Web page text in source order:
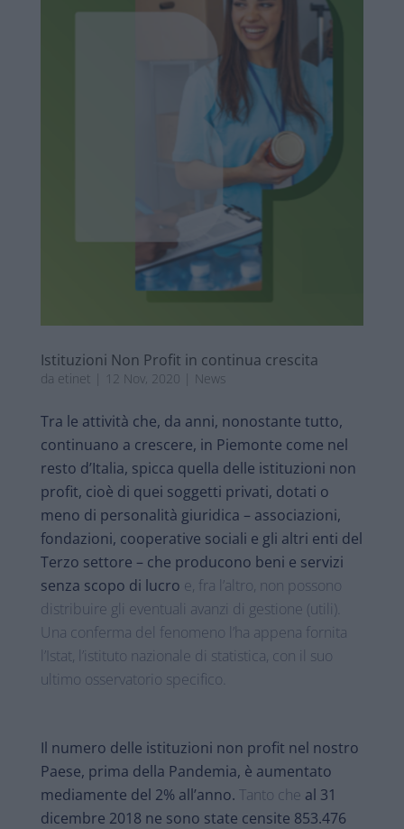
Istituzioni Non Profit in continua crescita
da etinet 12 Nov, 2020 News
Tra le attività che, da anni, nonostante tutto,
continuano a crescere, in Piemonte come nel
resto d’Italia, spicca quella delle istituzioni non
profit, cioè di quei soggetti privati, dotati o
meno di personalità giuridica – associazioni,
fondazioni, cooperative sociali e gli altri enti del
Terzo settore – che producono beni e servizi
senza scopo di lucro e, fra l’altro, non possono
distribuire gli eventuali avanzi di gestione (utili).
Una conferma del fenomeno l’ha appena fornita
l’Istat, l’istituto nazionale di statistica, con il suo
ultimo osservatorio specifico.
Il numero delle istituzioni non profit nel nostro
Paese, prima della Pandemia, è aumentato
mediamente del 2% all’anno. Tanto che al 31
dicembre 2018 ne sono state censite 853.476